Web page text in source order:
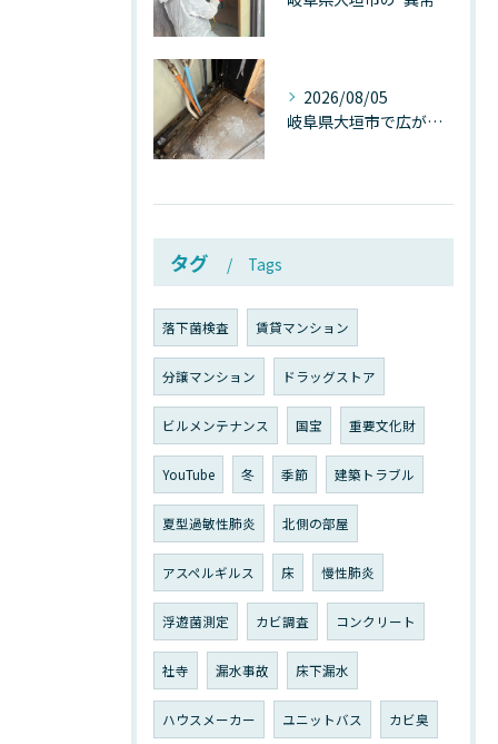
2026/08/05
岐阜県大垣市で広がる“深層カビ汚染”──なぜ除カビが必要なのか、建物内部で起きている見えない危機
タグ Tags
落下菌検査 賃貸マンション
分譲マンション ドラッグストア
ビルメンテナンス 国宝 重要文化財
YouTube 冬 季節 建築トラブル
夏型過敏性肺炎 北側の部屋
アスペルギルス 床 慢性肺炎
浮遊菌測定 カビ調査 コンクリート
社寺 漏水事故 床下漏水
ハウスメーカー ユニットバス カビ臭